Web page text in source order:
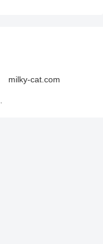
milky-cat.com